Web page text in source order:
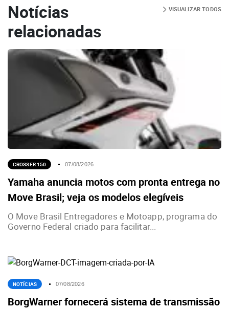
Notícias
relacionadas
VISUALIZAR TODOS
CROSSER 150 07/08/2026
Yamaha anuncia motos com pronta entrega no
Move Brasil; veja os modelos elegíveis
O Move Brasil Entregadores e Motoapp, programa do
Governo Federal criado para facilitar...
NOTÍCIAS 07/08/2026
BorgWarner fornecerá sistema de transmissão